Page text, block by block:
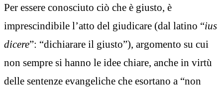
Per essere conosciuto ciò che è giusto, è
imprescindibile l’atto del giudicare (dal latino “ius
dicere”: “dichiarare il giusto”), argomento su cui
non sempre si hanno le idee chiare, anche in virtù
delle sentenze evangeliche che esortano a “non